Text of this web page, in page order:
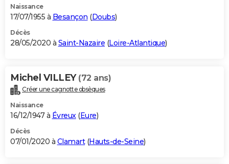
Naissance
17/07/1955 à Besançon (Doubs)
Décès
28/05/2020 à Saint-Nazaire (Loire-Atlantique)
Michel VILLEY (72 ans)
Créer une cagnotte obsèques
Naissance
16/12/1947 à Évreux (Eure)
Décès
07/01/2020 à Clamart(Hauts-de-Seine)